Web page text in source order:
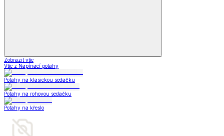
Zobrazit vše
Vše z Napínací potahy
Potahy na klasickou sedačku
Potahy na rohovou sedačku
Potahy na křeslo